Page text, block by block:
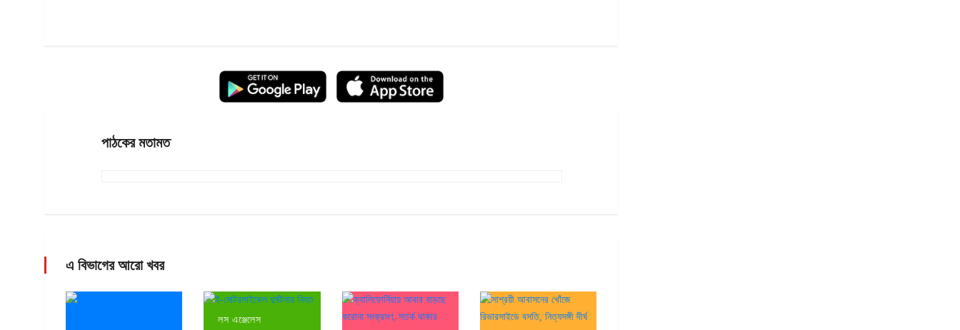
পাঠকের মতামত
এ বিভাগের আরো খবর
লস এঞ্জেলেস